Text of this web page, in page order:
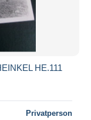
HE.111
Privatperson